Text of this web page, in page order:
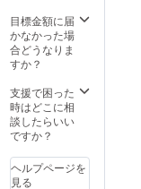
きま
す。 宜
しけれ
ば、リ
の額に
上乗せ
して、
ご支援
すと大
変あり
目標金額に届
かなかった場
合どうなりま
すか？
支援で困った
時はどこに相
談したらいい
ですか？
ヘルプページを
見る